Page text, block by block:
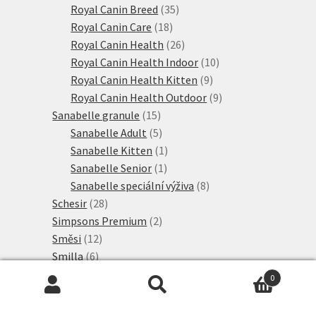
produktů
Royal Canin Breed 3535
Royal Canin Care 1818
produktů
Royal Canin Health 2626
produktů
Royal Canin Health Indoor 1010
Royal Canin Health Kitten 99
produktů
Royal Canin Health Outdoor 99
Sanabelle granule 1515
produktů
Sanabelle Adult 55
produktů
Sanabelle Kitten 1 1
produkt
Sanabelle Senior 1 1
produkt
Sanabelle speciální výživa 88
Schesir 2828
produktů
Simpsons Premium 22
Směsi 1212
produktů
Smilla 66
produkty
Smilla Adult speciální výživa
0